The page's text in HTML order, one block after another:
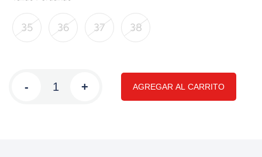
35 36 37 38
- + AGREGAR AL CARRITO